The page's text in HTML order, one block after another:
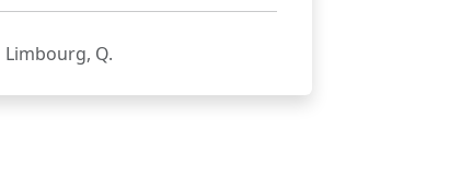
Limbourg, Q.